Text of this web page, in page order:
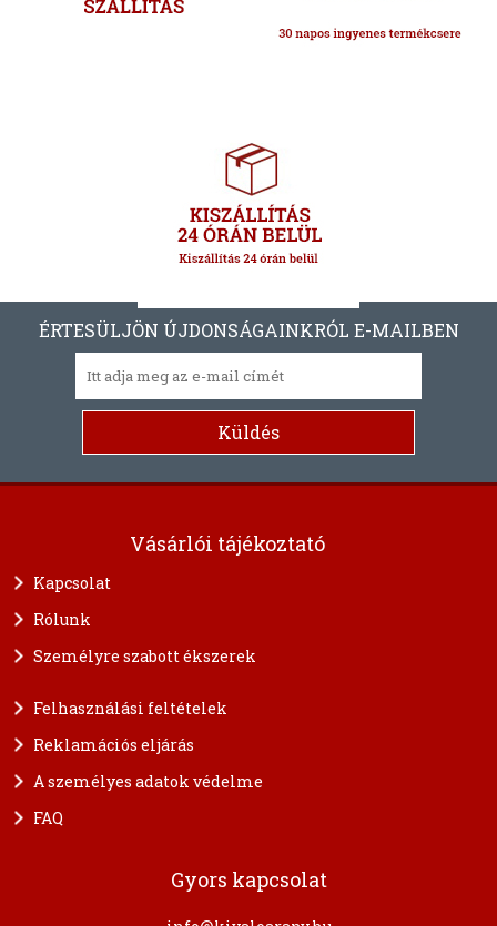
ÉRTESÜLJÖN ÚJDONSÁGAINKRÓL E-MAILBEN
Vásárlói tájékoztató
Kapcsolat
Rólunk
Személyre szabott ékszerek
Felhasználási feltételek
Reklamációs eljárás
A személyes adatok védelme
FAQ
Gyors kapcsolat